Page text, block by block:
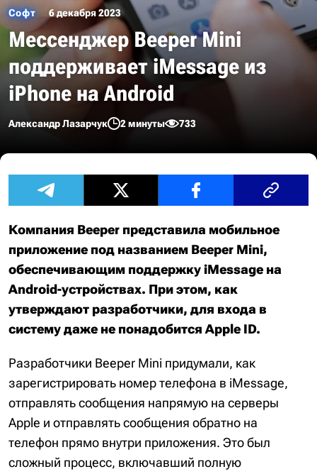
Софт 6 декабря 2023
Мессенджер Beeper Mini
поддерживает iMessage из
iPhone на Android
Александр Лазарчук 2 минуты 733
Компания Beeper представила мобильное
приложение под названием Beeper Mini,
обеспечивающим поддержку iMessage на
Android-устройствах. При этом, как
утверждают разработчики, для входа в
систему даже не понадобится Apple ID.
Разработчики Beeper Mini придумали, как
зарегистрировать номер телефона в iMessage,
отправлять сообщения напрямую на серверы
Apple и отправлять сообщения обратно на
телефон прямо внутри приложения. Это был
сложный процесс, включавший полную